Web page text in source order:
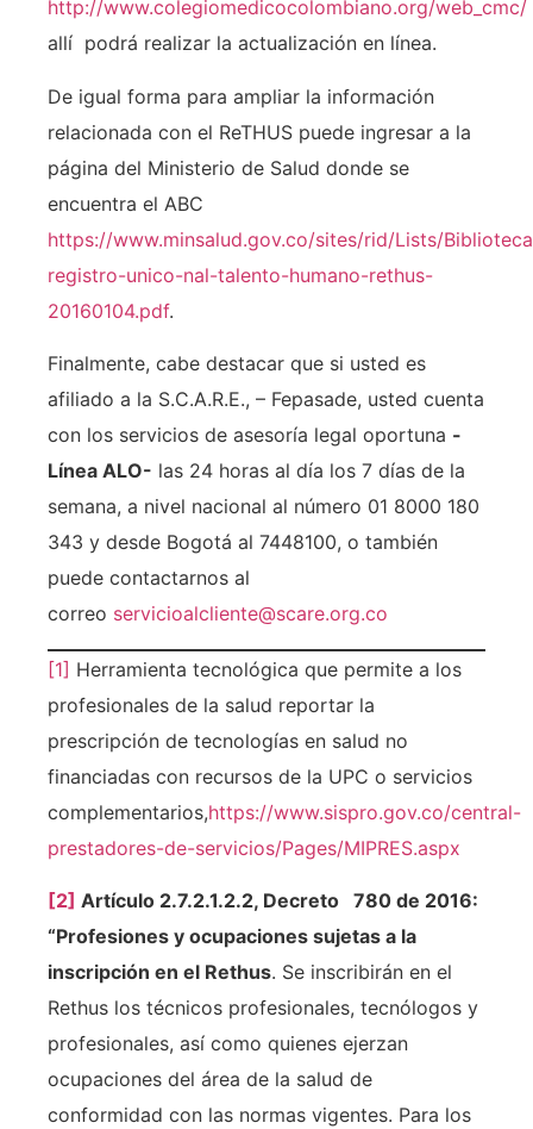
http://www.colegiomedicocolombiano.org/web_cmc/
allí podrá realizar la actualización en línea.
De igual forma para ampliar la información
relacionada con el ReTHUS puede ingresar a la
página del Ministerio de Salud donde se
encuentra el ABC
https://www.minsalud.gov.co/sites/rid/Lists/
registro-unico-nal-talento-humano-rethus-
20160104.pdf.
Finalmente, cabe destacar que si usted es
afiliado a la S.C.A.R.E., – Fepasade, usted cuenta
con los servicios de asesoría legal oportuna -
Línea ALO- las 24 horas al día los 7 días de la
semana, a nivel nacional al número 01 8000 180
343 y desde Bogotá al 7448100, o también
puede contactarnos al
correo servicioalcliente@scare.org.co
[1] Herramienta tecnológica que permite a los
profesionales de la salud reportar la
prescripción de tecnologías en salud no
financiadas con recursos de la UPC o servicios
complementarios,https://www.sispro.gov.co/central-
prestadores-de-servicios/Pages/MIPRES.aspx
[2] Artículo 2.7.2.1.2.2, Decreto 780 de 2016:
“Profesiones y ocupaciones sujetas a la
inscripción en el Rethus. Se inscribirán en el
Rethus los técnicos profesionales, tecnólogos y
profesionales, así como quienes ejerzan
ocupaciones del área de la salud de
conformidad con las normas vigentes. Para los